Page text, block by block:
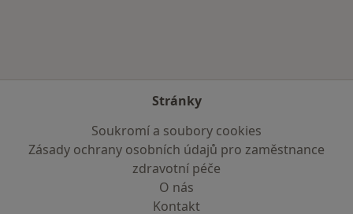
Stránky
Soukromí a soubory cookies
Zásady ochrany osobních údajů pro zaměstnance
zdravotní péče
O nás
Kontakt